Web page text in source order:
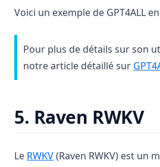
Voici un exemple de GPT4ALL
Pour plus de détails sur son
notre article détaillé sur
5. Raven RWKV
Le RWKV(opens in a new tab)
(Raven RWKV) est un